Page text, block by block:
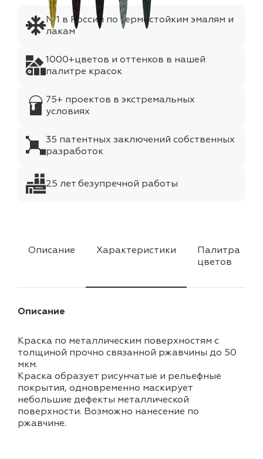
№1 в России по термостойким эмалям и
лакам
1000+цветов и оттенков в нашей
палитре красок
75+ проектов в экстремальных
условиях
35 патентных заключений собственных
разработок
25 лет безупречной работы
Описание Характеристики
Палитра
цветов
Описание
Краска по металлическим поверхностям с
толщиной прочно связанной ржавчины до 50
мкм.
Краска образует рисунчатые и рельефные
покрытия, одновременно маскирует
небольшие дефекты металлической
поверхности. Возможно нанесение по
ржавчине.